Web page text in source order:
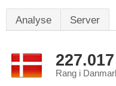
Analyse Server
227.017
Rang i